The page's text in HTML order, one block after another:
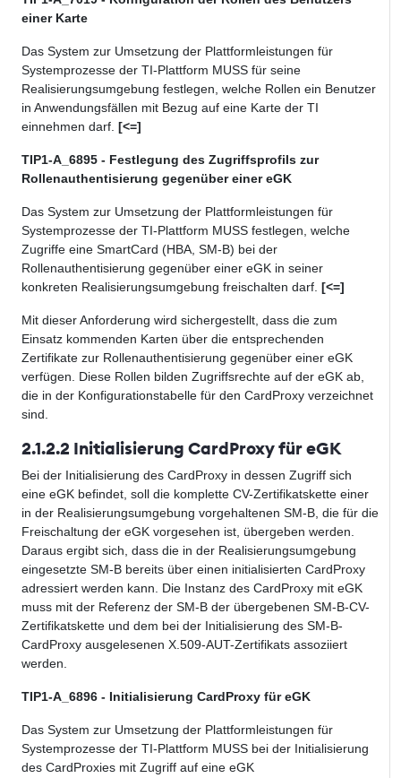
einer Karte
Das System zur Umsetzung der Plattformleistungen für
Systemprozesse der TI-Plattform MUSS für seine
Realisierungsumgebung festlegen, welche Rollen ein Benutzer
in Anwendungsfällen mit Bezug auf eine Karte der TI
einnehmen darf. [<=]
TIP1-A_6895 - Festlegung des Zugriffsprofils zur
Rollenauthentisierung gegenüber einer eGK
Das System zur Umsetzung der Plattformleistungen für
Systemprozesse der TI-Plattform MUSS festlegen, welche
Zugriffe eine SmartCard (HBA, SM-B) bei der
Rollenauthentisierung gegenüber einer eGK in seiner
konkreten Realisierungsumgebung freischalten darf. [<=]
Mit dieser Anforderung wird sichergestellt, dass die zum
Einsatz kommenden Karten über die entsprechenden
Zertifikate zur Rollenauthentisierung gegenüber einer eGK
verfügen. Diese Rollen bilden Zugriffsrechte auf der eGK ab,
die in der Konfigurationstabelle für den CardProxy verzeichnet
sind.
2.1.2.2 Initialisierung CardProxy für eGK
Bei der Initialisierung des CardProxy in dessen Zugriff sich
eine eGK befindet, soll die komplette CV-Zertifikatskette einer
in der Realisierungsumgebung vorgehaltenen SM-B, die für die
Freischaltung der eGK vorgesehen ist, übergeben werden.
Daraus ergibt sich, dass die in der Realisierungsumgebung
eingesetzte SM-B bereits über einen initialisierten CardProxy
adressiert werden kann. Die Instanz des CardProxy mit eGK
muss mit der Referenz der SM-B der übergebenen SM-B-CV-
Zertifikatskette und dem bei der Initialisierung des SM-B-
CardProxy ausgelesenen X.509-AUT-Zertifikats assoziiert
werden.
TIP1-A_6896 - Initialisierung CardProxy für eGK
Das System zur Umsetzung der Plattformleistungen für
Systemprozesse der TI-Plattform MUSS bei der Initialisierung
des CardProxies mit Zugriff auf eine eGK